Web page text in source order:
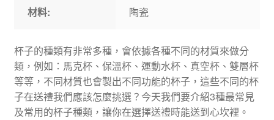
材料: 陶瓷
杯子的種類有非常多種，會依據各種不同的材質來做分
類，例如：馬克杯、保溫杯、運動水杯、真空杯、雙層杯
等等，不同材質也會製出不同功能的杯子，這些不同的杯
子在送禮我們應該怎麼挑選？今天我們要介紹3種最常見
及常用的杯子種類，讓你在選擇送禮時能送到心坎裡。